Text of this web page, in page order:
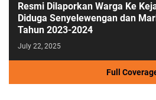
Resmi Dilaporkan Warga Ke
Diduga Senyelewengan dan
Tahun 2023-2024
July 22, 2025
Full